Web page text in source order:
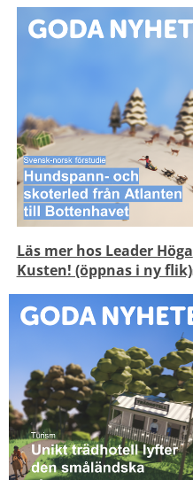
Läs mer hos Leader Höga
Kusten! (öppnas i ny flik)